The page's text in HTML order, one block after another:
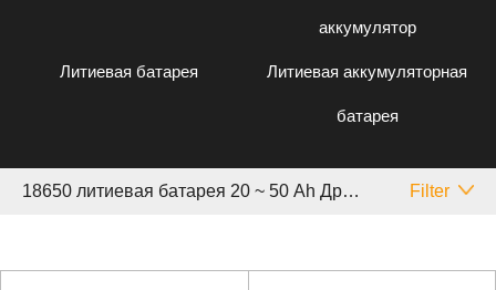
аккумулятор
Литиевая батарея Литиевая аккумуляторная
батарея
18650 литиевая батарея 20 ~ 50 Аh Другой Filter